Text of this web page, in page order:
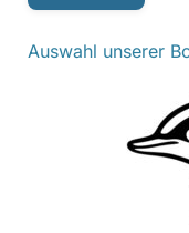
Auswahl unserer